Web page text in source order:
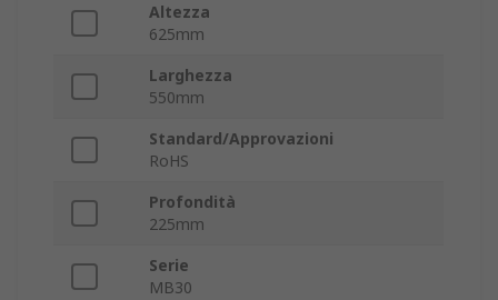
Altezza
625mm
Larghezza
550mm
Standard/Approvazioni
RoHS
Profondità
225mm
Serie
MB30